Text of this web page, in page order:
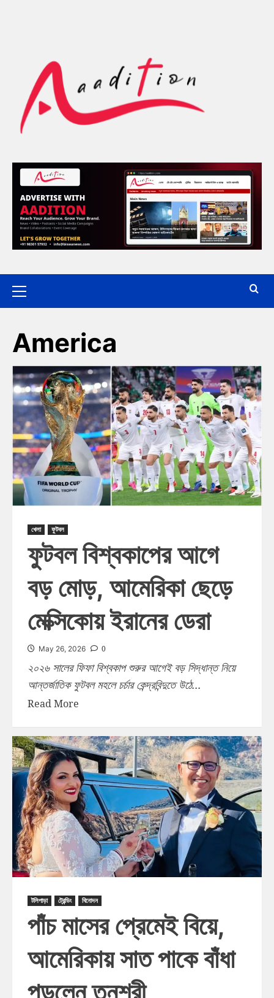
America
খেলা ফুটবল
ফুটবল বিশ্বকাপের আগে
বড় মোড়, আমেরিকা ছেড়ে
মেক্সিকোয় ইরানের ডেরা
May 26, 2026 0
২০২৬ সালের ফিফা বিশ্বকাপ শুরুর আগেই বড় সিদ্ধান্ত নিয়ে
আন্তর্জাতিক ফুটবল মহলে চর্চার কেন্দ্রবিন্দুতে উঠে...
Read More
টলিপাড়া ট্রেন্ডিং বিনোদন
পাঁচ মাসের প্রেমেই বিয়ে,
আমেরিকায় সাত পাকে বাঁধা
পড়লেন তনুশ্রী